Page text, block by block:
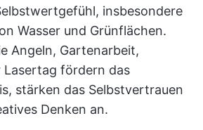
insbesondere
Wasser und Grünflächen.
Angeln, Gartenarbeit,
Lasertag fördern das
stärken das Selbstvertrauen
Denken an.